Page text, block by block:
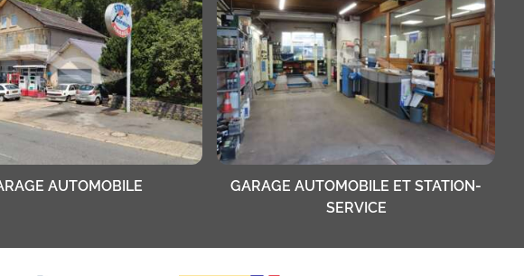
AUTOMOBILE
GARAGE AUTOMOBILE ET STATION-
SERVICE